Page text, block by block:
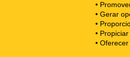
•
• Gerar
•
•
•